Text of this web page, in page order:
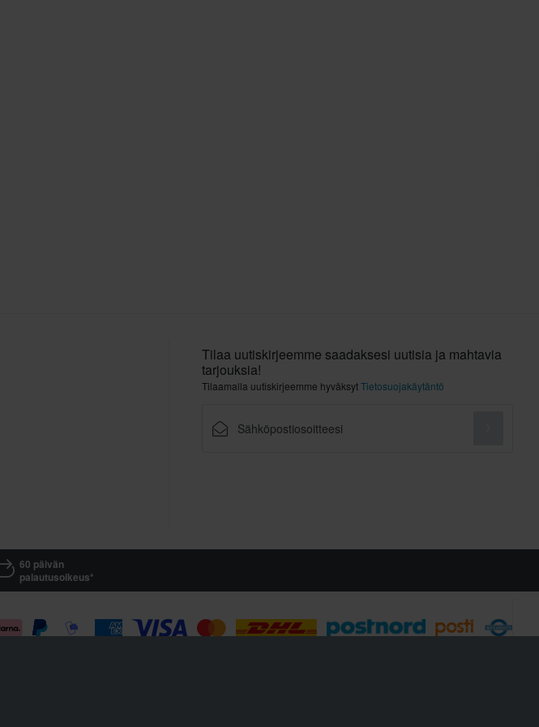
Tilaa uutiskirjeemme saadaksesi uutisia ja mahtavia
tarjouksia!
Tilaamalla uutiskirjeemme hyväksytTietosuojakäytäntö
60 päivän
palautusoikeus*